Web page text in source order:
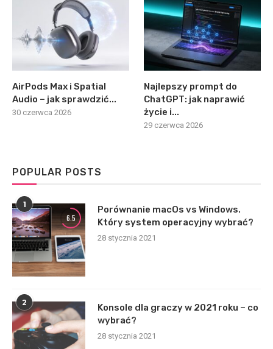
AirPods Max i Spatial
Audio – jak sprawdzić...
30 czerwca 2026
Najlepszy prompt do
ChatGPT: jak naprawić
życie i...
29 czerwca 2026
POPULAR POSTS
1
6.5
Porównanie macOs vs Windows.
Który system operacyjny wybrać?
28 stycznia 2021
2
Konsole dla graczy w 2021 roku – co
wybrać?
28 stycznia 2021